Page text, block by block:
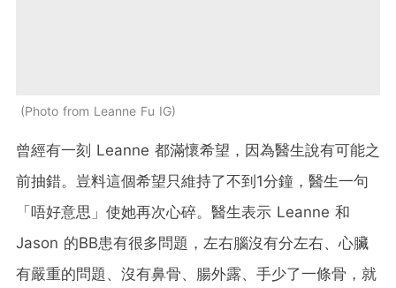
Photo from Leanne Fu IG
曾經有一刻 Leanne 都滿懷希望，因為醫生說有可能之
前抽錯。豈料這個希望只維持了不到1分鐘，醫生一句
「唔好意思」使她再次心碎。醫生表示 Leanne 和
Jason 的BB患有很多問題，左右腦沒有分左右、心臟
有嚴重的問題、沒有鼻骨、腸外露、手少了一條骨，就